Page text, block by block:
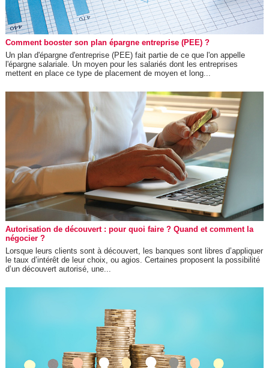
Comment booster son plan épargne entreprise (PEE) ?
Un plan d'épargne d'entreprise (PEE) fait partie de ce que l'on appelle
l'épargne salariale. Un moyen pour les salariés dont les entreprises
mettent en place ce type de placement de moyen et long...
Autorisation de découvert : pour quoi faire ? Quand et comment la
négocier ?
Lorsque leurs clients sont à découvert, les banques sont libres d’appliquer
le taux d’intérêt de leur choix, ou agios. Certaines proposent la possibilité
d’un découvert autorisé, une...